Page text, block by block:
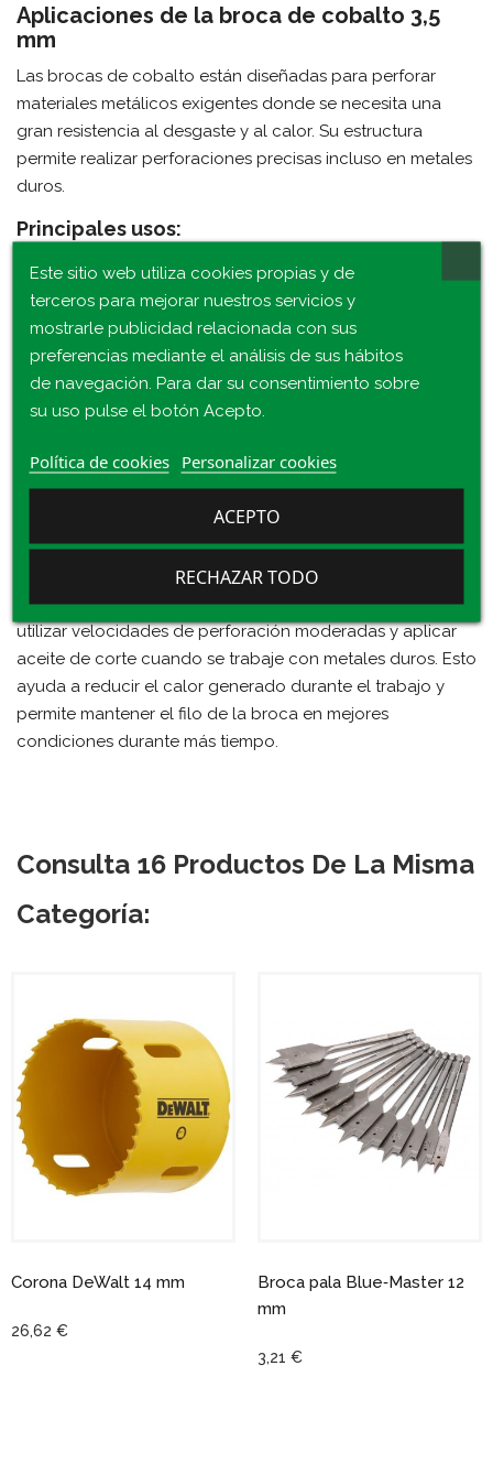
Aplicaciones de la broca de cobalto 3,5
mm
Las brocas de cobalto están diseñadas para perforar
materiales metálicos exigentes donde se necesita una
gran resistencia al desgaste y al calor. Su estructura
permite realizar perforaciones precisas incluso en metales
duros.
Principales usos:
Perforación de acero inoxidable
y aceros de alta
resistencia.
Trabajos en hierro fundido y acero estructural
Carpintería metálica y fabricación de estructuras.
metálicas.
Consejos de uso:
Para mejorar la durabilidad de la broca se recomienda
utilizar velocidades de perforación moderadas y aplicar
aceite de corte cuando se trabaje con metales duros. Esto
ayuda a reducir el calor generado durante el trabajo y
permite mantener el filo de la broca en mejores
condiciones durante más tiempo.
Consulta 16 Productos De La Misma
Categoría:
Corona DeWalt 14 mm
26,62 €
Broca pala Blue‑Master 12
mm
3,21 €
Este sitio web utiliza cookies propias y de
terceros para mejorar nuestros servicios y
mostrarle publicidad relacionada con sus
preferencias mediante el análisis de sus hábitos
de navegación. Para dar su consentimiento sobre
su uso pulse el botón Acepto.
Política de cookies Personalizar cookies
RECHAZAR TODO
ACEPTO